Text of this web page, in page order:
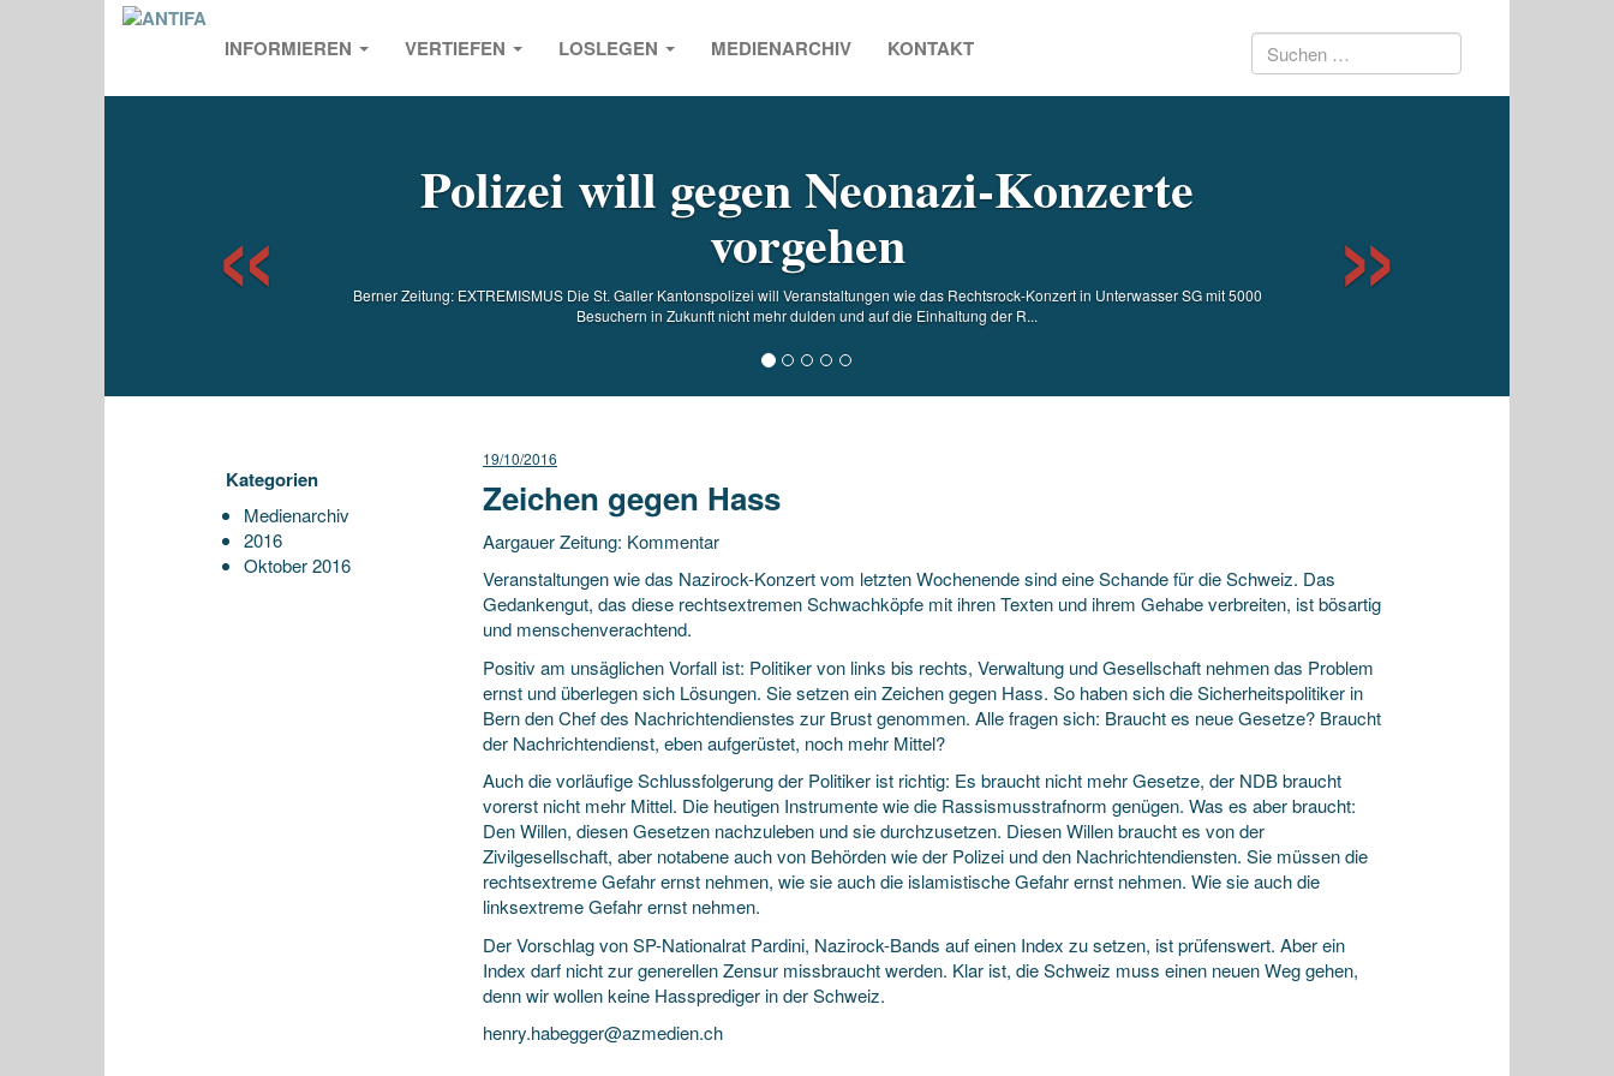
INFORMIEREN VERTIEFEN LOSLEGEN MEDIENARCHIV KONTAKT Suchen
Polizei will gegen Neonazi-Konzerte
vorgehen
Berner Zeitung: EXTREMISMUS Die St. Galler Kantonspolizei will Veranstaltungen wie das Rechtsrock-Konzert in Unterwasser SG mit 5000
Besuchern in Zukunft nicht mehr dulden und auf die Einhaltung der R...
Previous
Kategorien
Medienarchiv
2016
Oktober 2016
19/10/2016
Zeichen gegen Hass
Aargauer Zeitung: Kommentar
Veranstaltungen wie das Nazirock-Konzert vom letzten Wochenende sind eine Schande für die Schweiz. Das
Gedankengut, das diese rechtsextremen Schwachköpfe mit ihren Texten und ihrem Gehabe verbreiten, ist bösartig
und menschenverachtend.
Positiv am unsäglichen Vorfall ist: Politiker von links bis rechts, Verwaltung und Gesellschaft nehmen das Problem
ernst und überlegen sich Lösungen. Sie setzen ein Zeichen gegen Hass. So haben sich die Sicherheitspolitiker in
Bern den Chef des Nachrichtendienstes zur Brust genommen. Alle fragen sich: Braucht es neue Gesetze? Braucht
der Nachrichtendienst, eben aufgerüstet, noch mehr Mittel?
Auch die vorläufige Schlussfolgerung der Politiker ist richtig: Es braucht nicht mehr Gesetze, der NDB braucht
vorerst nicht mehr Mittel. Die heutigen Instrumente wie die Rassismusstrafnorm genügen. Was es aber braucht:
Den Willen, diesen Gesetzen nachzuleben und sie durchzusetzen. Diesen Willen braucht es von der
Zivilgesellschaft, aber notabene auch von Behörden wie der Polizei und den Nachrichtendiensten. Sie müssen die
rechtsextreme Gefahr ernst nehmen, wie sie auch die islamistische Gefahr ernst nehmen. Wie sie auch die
linksextreme Gefahr ernst nehmen.
Der Vorschlag von SP-Nationalrat Pardini, Nazirock-Bands auf einen Index zu setzen, ist prüfenswert. Aber ein
Index darf nicht zur generellen Zensur missbraucht werden. Klar ist, die Schweiz muss einen neuen Weg gehen,
denn wir wollen keine Hassprediger in der Schweiz.
henry.habegger@azmedien.ch